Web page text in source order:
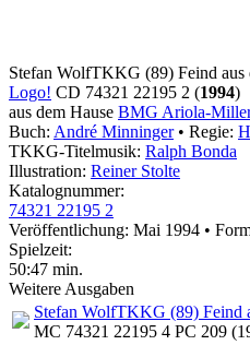
Stefan WolfTKKG (89) Feind aus
Logo! CD 74321 22195 2 (1994)
aus dem Hause BMG Ariola-
Buch: André Minninger• Regie:
TKKG-Titelmusik: Ralph Bonda
Illustration: Reiner Stolte
Katalognummer:
74321 22195 2
Veröffentlichung: Mai 1994 •
Spielzeit:
50:47 min.
Weitere Ausgaben
Stefan WolfTKKG (89) Feind
MC 74321 22195 4 PC 209